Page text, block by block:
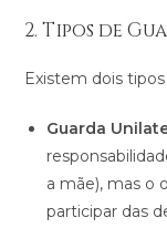
2. Tipos de
Existem dois
Guarda
a mãe), mas o
participar das